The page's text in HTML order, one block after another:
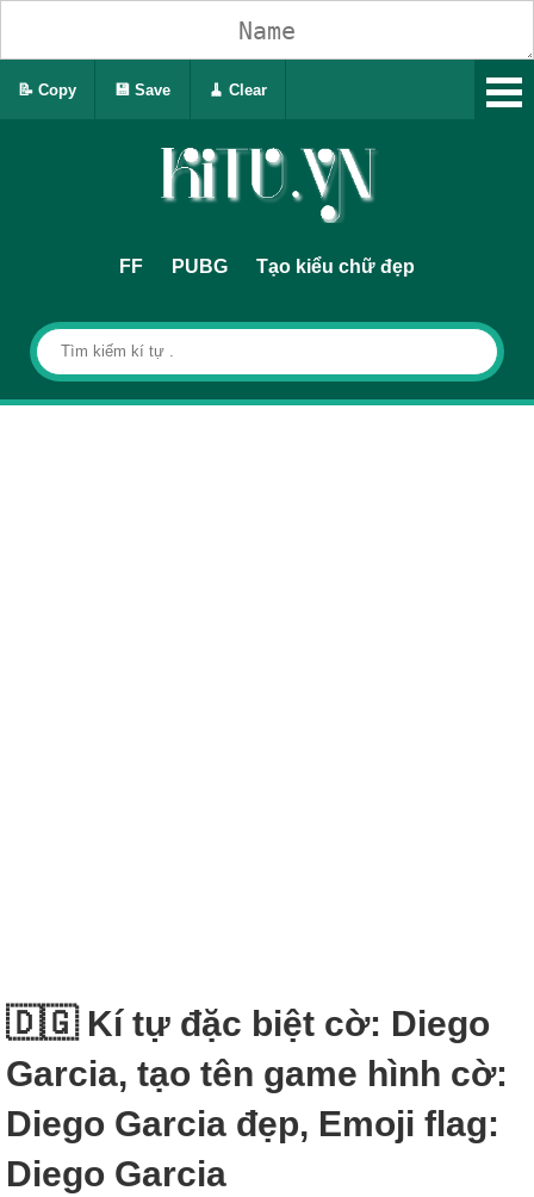
FF PUBG Tạo kiểu chữ đẹp
🇩🇬 Kí tự đặc biệt cờ: Diego
Garcia, tạo tên game hình cờ:
Diego Garcia đẹp, Emoji flag:
Diego Garcia
📝 Copy 💾 Save 🧹 Clear